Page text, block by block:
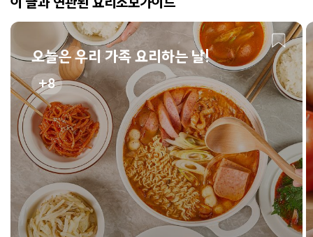
오늘은 우리 가족 요리하는 날!
8